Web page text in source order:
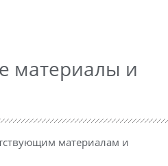
материалы и
материалам и